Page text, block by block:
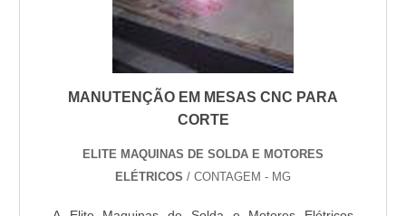
MANUTENÇÃO EM MESAS CNC PARA
CORTE
ELITE MAQUINAS DE SOLDA E MOTORES
ELÉTRICOS / CONTAGEM - MG